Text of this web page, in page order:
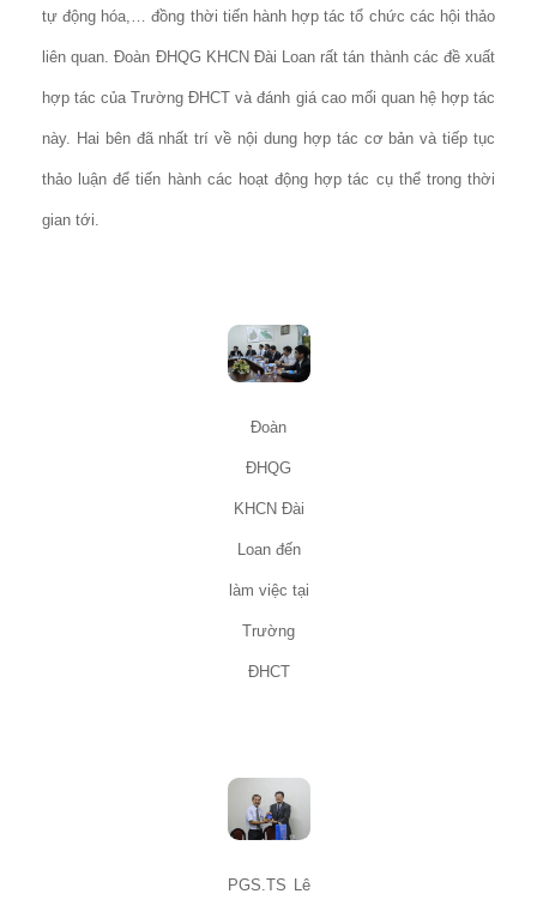
tự động hóa,… đồng thời tiến hành hợp tác tổ chức các hội thảo
liên quan. Đoàn ĐHQG KHCN Đài Loan rất tán thành các đề xuất
hợp tác của Trường ĐHCT và đánh giá cao mối quan hệ hợp tác
này. Hai bên đã nhất trí về nội dung hợp tác cơ bản và tiếp tục
thảo luận để tiến hành các hoạt động hợp tác cụ thể trong thời
gian tới.
Đoàn
ĐHQG
KHCN Đài
Loan đến
làm việc tại
Trường
ĐHCT
PGS.TS Lê